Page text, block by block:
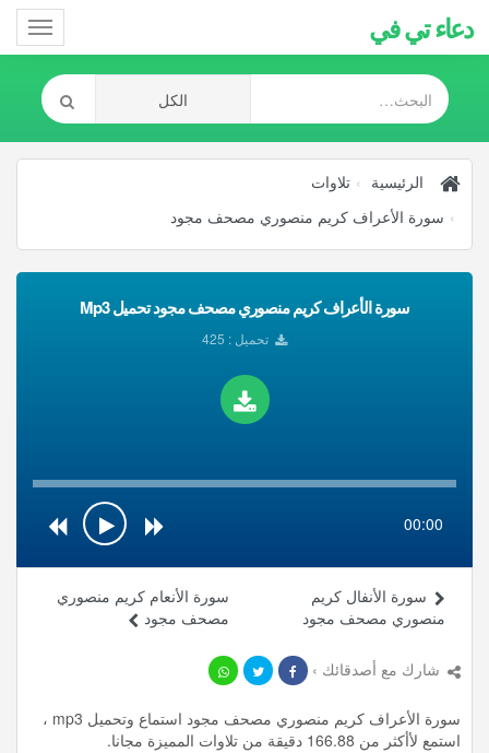
دعاء تي في
الرئيسية
تلاوات
سورة الأعراف كريم منصوري مصحف مجود
سورة الأعراف كريم منصوري مصحف مجود تحميل Mp3
تحميل : 425
00:00
سورة الأنعام كريم منصوري
مصحف مجود
سورة الأنفال كريم
منصوري مصحف مجود
شارك مع أصدقائك ›
سورة الأعراف كريم منصوري مصحف مجود استماع وتحميل mp3 ،
استمع لأأكثر من 166.88 دقيقة من تلاوات المميزة مجانا.